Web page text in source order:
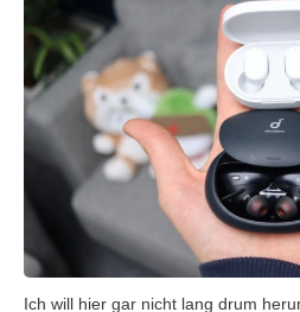
Ich will hier gar nicht lang drum